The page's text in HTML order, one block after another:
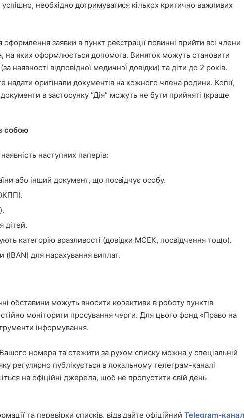
необхідно дотримуватися кількох критично важливих
оформлення заявки в пункт реєстрації повинні прийти всі члени
на яких оформлюється допомога. Виняток можуть становити
наявності відповідної медичної довідки) та діти до 2 років.
надати оригінали документів на кожного члена родини. Копії,
в застосунку “Дія” можуть не бути прийняті (краще
собою
наступних паперів:
або інший документ, що посвідчує особу.
дітей.
категорію вразливості (довідки МСЕК, посвідчення тощо).
(IBAN) для нарахування виплат.
обставини можуть вносити корективи в роботу пунктів
моніторити просування черги. Для цього фонд «Право на
інформування.
номера та стежити за рухом списку можна у спеціальній
регулярно публікується в локальному телеграм-каналі
на офіційні джерела, щоб не пропустити свій день
та перевірки списків, відвідайте офіційний Telegram-канал